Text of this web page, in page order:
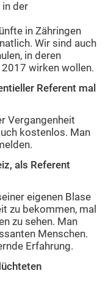
der
in Zähringen
Wir sind auch
in deren
wirken wollen.
Referent mal
Vergangenheit
kostenlos. Man
als Referent
eigenen Blase
zu bekommen, mal
zu sehen. Man
Menschen.
Erfahrung.